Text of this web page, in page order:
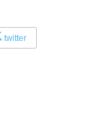
twitter